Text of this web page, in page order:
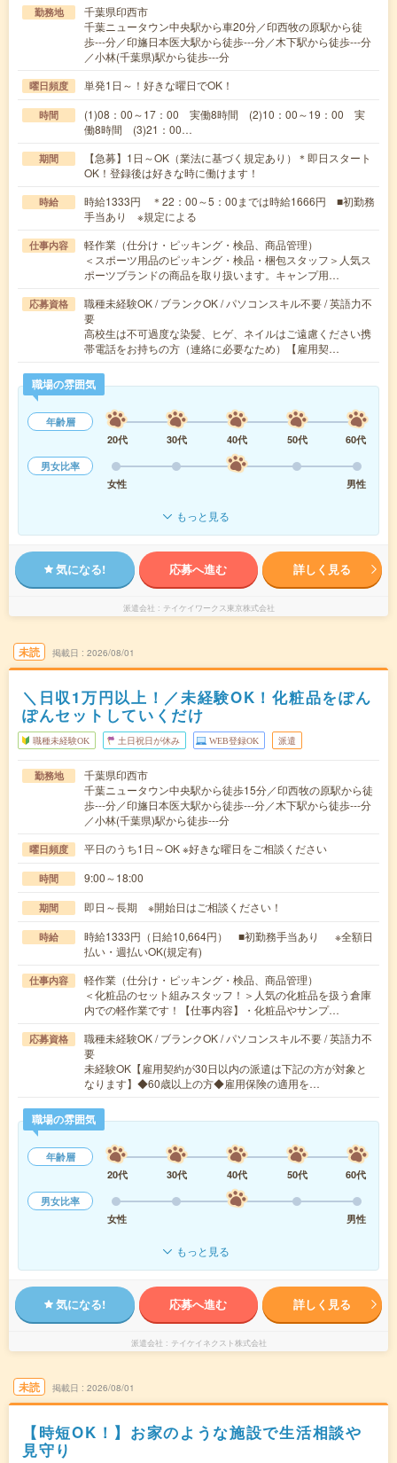
勤務地
千葉県印西市
千葉ニュータウン中央駅から車20分／印西牧の原駅から徒
歩---分／印旛日本医大駅から徒歩---分／木下駅から徒歩---分
／小林(千葉県)駅から徒歩---分
曜日頻度 単発1日～！好きな曜日でOK！
時間
(1)08：00～17：00 実働8時間 (2)10：00～19：00 実
働8時間 (3)21：00…
期間
【急募】1日～OK（業法に基づく規定あり）＊即日スタート
OK！登録後は好きな時に働けます！
時給
時給1333円 ＊22：00～5：00までは時給1666円 ■初勤務
手当あり ※規定による
仕事内容
軽作業（仕分け・ピッキング・検品、商品管理）
＜スポーツ用品のピッキング・検品・梱包スタッフ＞人気ス
ポーツブランドの商品を取り扱います。キャンプ用…
応募資格
職種未経験OK / ブランクOK / パソコンスキル不要 / 英語力不
要
高校生は不可過度な染髪、ヒゲ、ネイルはご遠慮ください携
帯電話をお持ちの方（連絡に必要なため）【雇用契…
職場の雰囲気
年齢層
20代
30代 40代 50代
60代
男女比率
女性
男性
もっと見る
気になる! 応募へ進む 詳しく見る
派遣会社 テイケイワークス東京株式会社
未読 掲載日 2026/08/01
＼日収1万円以上！／未経験OK！化粧品をぽん
ぽんセットしていくだけ
職種未経験OK 土日祝日が休み WEB登録OK 派遣
勤務地
千葉県印西市
千葉ニュータウン中央駅から徒歩15分／印西牧の原駅から徒
歩---分／印旛日本医大駅から徒歩---分／木下駅から徒歩---分
／小林(千葉県)駅から徒歩---分
曜日頻度 平日のうち1日～OK ※好きな曜日をご相談ください
時間 9:00～18:00
期間 即日～長期 ※開始日はご相談ください！
時給
時給1333円（日給10,664円） ■初勤務手当あり ※全額日
払い・週払いOK(規定有)
仕事内容
軽作業（仕分け・ピッキング・検品、商品管理）
＜化粧品のセット組みスタッフ！＞人気の化粧品を扱う倉庫
内での軽作業です！【仕事内容】・化粧品やサンプ…
応募資格
職種未経験OK / ブランクOK / パソコンスキル不要 / 英語力不
要
未経験OK【雇用契約が30日以内の派遣は下記の方が対象と
なります】◆60歳以上の方◆雇用保険の適用を…
職場の雰囲気
年齢層
20代
30代 40代 50代
60代
男女比率
女性
男性
もっと見る
気になる! 応募へ進む 詳しく見る
派遣会社 テイケイネクスト株式会社
未読 掲載日 2026/08/01
【時短OK！】お家のような施設で生活相談や
見守り